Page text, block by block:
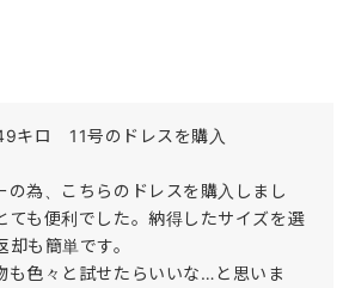
キロ　11号のドレスを購入
の為、こちらのドレスを購入しまし
ても便利でした。納得したサイズを選
も簡単です。
も色々と試せたらいいな…と思いま